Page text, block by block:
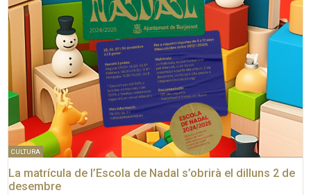
CULTURA
La matrícula de l’Escola de Nadal s’obrirà el dilluns 2 de
desembre